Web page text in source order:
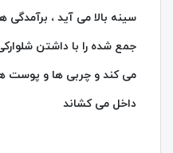
سینه بالا می آید ، برآمدگی
جمع شده را با داشتن
می کند و چربی ها و پوست
داخل می کشاند